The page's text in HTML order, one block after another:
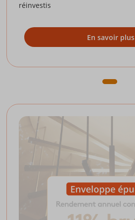
réinvestis
En savoir plus